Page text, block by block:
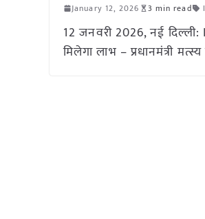
January 12, 2026 3 min read
12 जनवरी 2026, नई
मिलेगा लाभ – प्रधानमंत्री